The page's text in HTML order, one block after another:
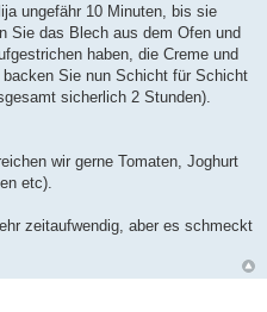
ungefähr 10 Minuten, bis sie
Sie das Blech aus dem Ofen und
haben, die Creme und
Sie nun Schicht für Schicht
sicherlich 2 Stunden).
wir gerne Tomaten, Joghurt
etc).
zeitaufwendig, aber es schmeckt